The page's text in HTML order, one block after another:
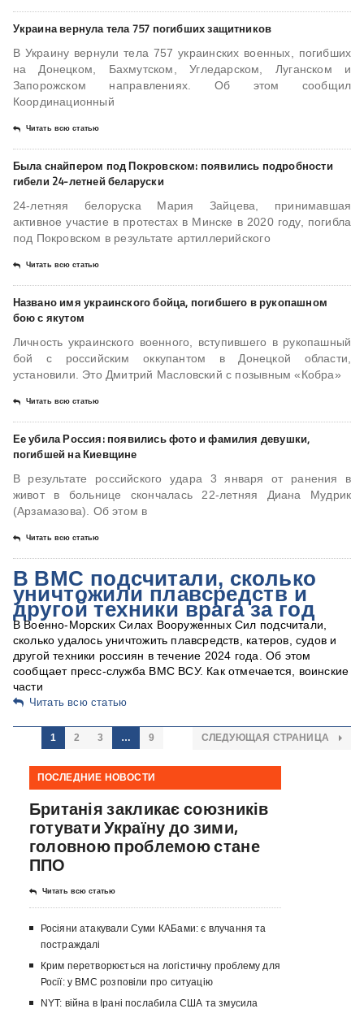
Украина вернула тела 757 погибших защитников
В Украину вернули тела 757 украинских военных, погибших
на Донецком, Бахмутском, Угледарском, Луганском и
Запорожском направлениях. Об этом сообщил
Координационный
Читать всю статью
Была снайпером под Покровском: появились подробности
гибели 24-летней беларуски
24-летняя белоруска Мария Зайцева, принимавшая
активное участие в протестах в Минске в 2020 году, погибла
под Покровском в результате артиллерийского
Читать всю статью
Названо имя украинского бойца, погибшего в рукопашном
бою с якутом
Личность украинского военного, вступившего в рукопашный
бой с российским оккупантом в Донецкой области,
установили. Это Дмитрий Масловский с позывным «Кобра»
Читать всю статью
Ее убила Россия: появились фото и фамилия девушки,
погибшей на Киевщине
В результате российского удара 3 января от ранения в
живот в больнице скончалась 22-летняя Диана Мудрик
(Арзамазова). Об этом в
Читать всю статью
В ВМС подсчитали, сколько
уничтожили плавсредств и
другой техники врага за год
В Военно-Морских Силах Вооруженных Сил подсчитали,
сколько удалось уничтожить плавсредств, катеров, судов и
другой техники россиян в течение 2024 года. Об этом
сообщает пресс-служба ВМС ВСУ. Как отмечается, воинские
части
Читать всю статью
1 2 3 … 9 СЛЕДУЮЩАЯ СТРАНИЦА
ПОСЛЕДНИЕ НОВОСТИ
Британія закликає союзників
готувати Україну до зими,
головною проблемою стане
ППО
Читать всю статью
Росіяни атакували Суми КАБами: є влучання та
постраждалі
Крим перетворюється на логістичну проблему для
Росії: у ВМС розповіли про ситуацію
NYT: війна в Ірані послабила США та змусила